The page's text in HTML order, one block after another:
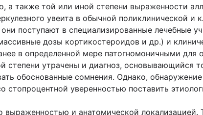
а также той или иной степени выраженности
увеита в обычной поликлинической и
поступают в специализированные лечебные
дозы кортикостероидов и др.) и
в определенной мере патогномоничными для
степени утрачены и диагноз, основы­вающийся
обоснованные сомнения. Однако,
стопроцентной уверенностью поставить
выраженностью и анатомической